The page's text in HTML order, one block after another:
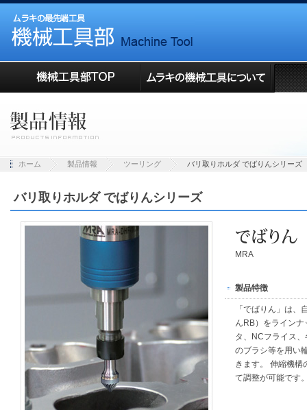
ホーム 製品情報 ツーリング バリ取りホルダ でばりんシリーズ
バリ取りホルダ でばりんシリーズ
MRA
製品特徴
「でばりん」は
んRB）をライン
タ、NCフライス
のブラシ等を用い
きます。 伸縮機構
て調整が可能です